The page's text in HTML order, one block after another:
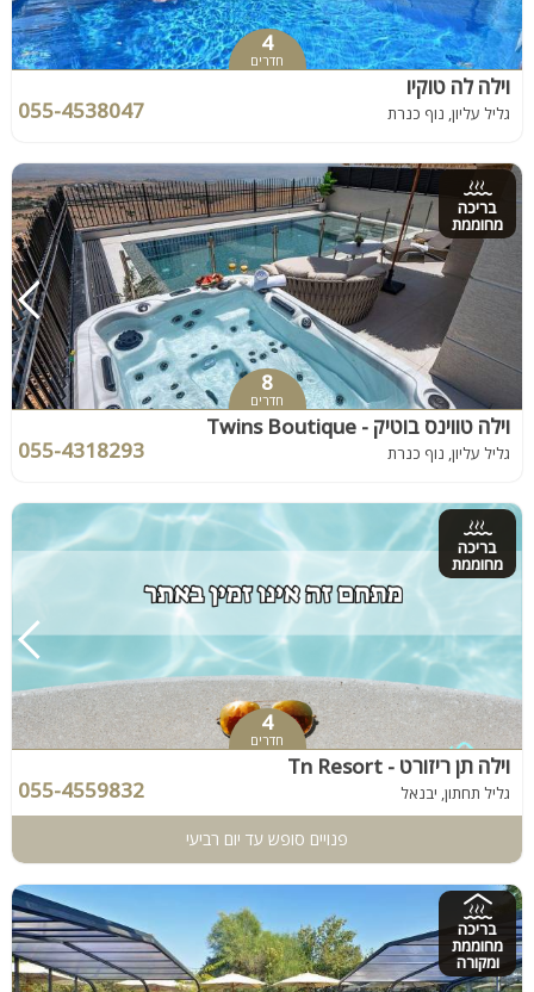
4
חדרים
וילה לה טוקיו
גליל עליון, נוף כנרת 055-4538047
בריכה
מחוממת
8
חדרים
וילה טווינס בוטיק - Twins Boutique
גליל עליון, נוף כנרת 055-4318293
בריכה
מחוממת
4
חדרים
וילה תן ריזורט - Tn Resort
גליל תחתון, יבנאל 055-4559832
פנויים סופש עד יום רביעי
בריכה
מחוממת
ומקורה